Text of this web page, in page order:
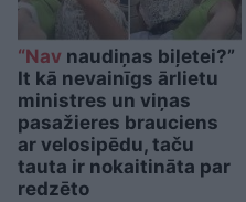
“Nav naudiņas biļetei?”
It kā nevainīgs ārlietu
ministres un viņas
pasažieres brauciens
ar velosipēdu, taču
tauta ir nokaitināta par
redzēto